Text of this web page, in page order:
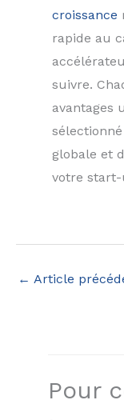
croissance
rapide au
suivre.
avantages
globale et
votre start-
← Article
Pour